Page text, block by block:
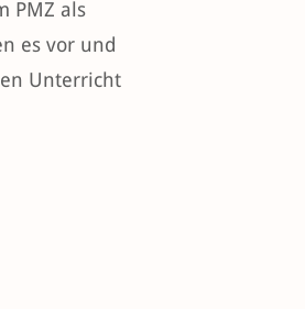
PMZ als
es vor und
Unterricht